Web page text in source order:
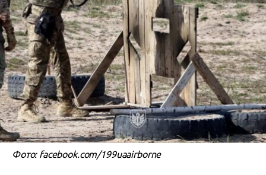
Фото: facebook.com/199uaairborne